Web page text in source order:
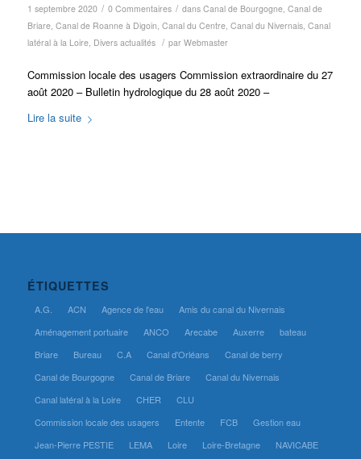
1 septembre 2020 / 0 Commentaires / dans Canal de Bourgogne, Canal de
Briare, Canal de Roanne à Digoin, Canal du Centre, Canal du Nivernais, Canal
latéral à la Loire, Divers actualités / par Webmaster
Commission locale des usagers Commission extraordinaire du 27
août 2020 – Bulletin hydrologique du 28 août 2020 –
Lire la suite
ÉTIQUETTES
A.G. ACN Agence de l'eau
Amis du canal du Nivernais
Aménagement portuaire
ANCO Arecabe Auxerre
bateau
Briare
Bureau C.A Canal d'Orléans
Canal de berry
Canal de Bourgogne
Canal de Briare
Canal du Nivernais
Canal latéral à la Loire
CHER
CLU
Commission locale des usagers
Entente FCB
Gestion eau
Jean-Pierre PESTIE
LEMA Loire Loire-Bretagne
NAVICABE